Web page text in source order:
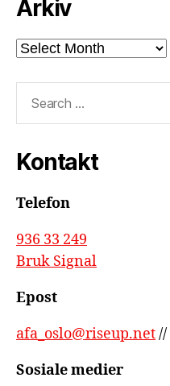
Arkiv
Arkiv
Kontakt
Telefon
936 33 249
Bruk Signal
Epost
afa_oslo@riseup.net//
Sosiale medier